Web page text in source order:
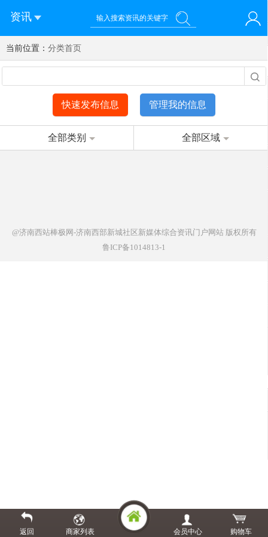
资讯
您好！欢迎来到济南西站棒极网-济南西部新城社区新媒体综
合资讯门户网站
登录 注册 微信快速登录
当前位置： 分类首页
快速发布信息 管理我的信息
全部类别 全部区域
@济南西站棒极网-济南西部新城社区新媒体综合资讯门户网站版权所有
鲁ICP备1014813-1
返回 商家列表 会员中心 购物车